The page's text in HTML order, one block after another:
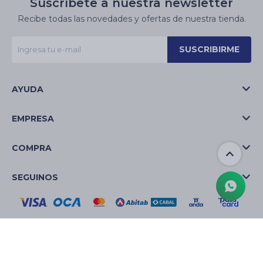
Suscríbete a nuestra newsletter
Recibe todas las novedades y ofertas de nuestra tienda.
SUSCRIBIRME
AYUDA
EMPRESA
COMPRA
SEGUINOS